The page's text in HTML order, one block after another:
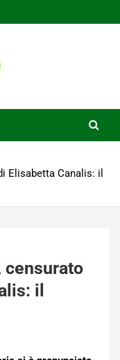
Elisabetta Canalis: il
censurato
il